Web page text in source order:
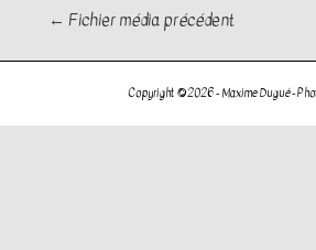
Navigation
de
← Fichier média précédent
Copyright © 2026 -Maxime Dugué -